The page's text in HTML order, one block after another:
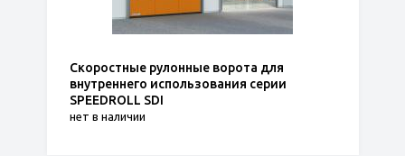
Скоростные рулонные ворота для
внутреннего использования серии
SPEEDROLL SDI
нет в наличии